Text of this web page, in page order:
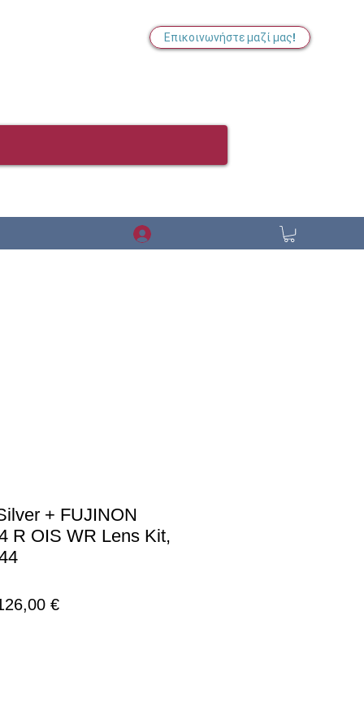
Επικοινωνήστε μαζί μας!
+ FUJINON
R OIS WR Lens Kit,
€Τιμή